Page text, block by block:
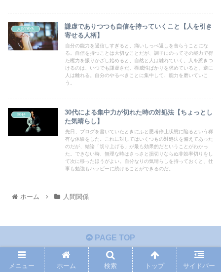
人間関係
謙虚でありつつも自信を持っていくこと【人を引き
寄せる人柄】
自分の能力を過信しすぎると、痛いしっぺ返しを食らうことにな
る。自信を持つことは大切なことだが、調子にのってその能力で得
た権力を振りかざし始めると、自然と人は離れていく。人を惹きつ
けるのは、いつでも謙虚さだ。権威性ばかりを求めていると、逆に
人は離れる。自分のやるべきことに集中して、能力を磨いていこ
う。
幸せ
30代による集中力が切れた時の対処法【ちょっとし
た気晴らし】
先日、ブログを書いていたときにふと思考停止状態に陥るという稀
有な体験をした。これに対してはいくつもの対処法を備えてあった
のだが、結論「切り上げる」が最も効果的だということがわかっ
た。できない時、無理な時はさっさと損切りならぬ非効率切りをし
て次に移ったほうがよい。自分なりの気晴らしを持っておくと、仕
事も勉強もハッピーに続けることができるのだ。
ホーム 人間関係
PAGE TOP
メニュー ホーム 検索 トップ サイドバー